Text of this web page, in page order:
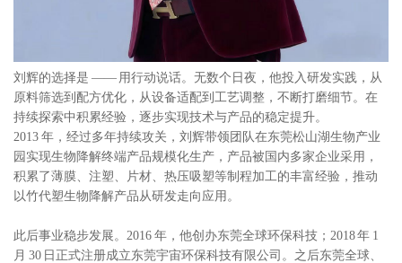
刘辉的选择是 —— 用行动说话。无数个日夜，他投入研发实践，从
原料筛选到配方优化，从设备适配到工艺调整，不断打磨细节。在
持续探索中积累经验，逐步实现技术与产品的稳定提升。
2013 年，经过多年持续攻关，刘辉带领团队在东莞松山湖生物产业
园实现生物降解终端产品规模化生产，产品被国内多家企业采用，
积累了薄膜、注塑、片材、热压吸塑等制程加工的丰富经验，推动
以竹代塑生物降解产品从研发走向应用。
此后事业稳步发展。2016 年，他创办东莞全球环保科技；2018 年 1
月 30 日正式注册成立东莞宇宙环保科技有限公司。之后东莞全球、